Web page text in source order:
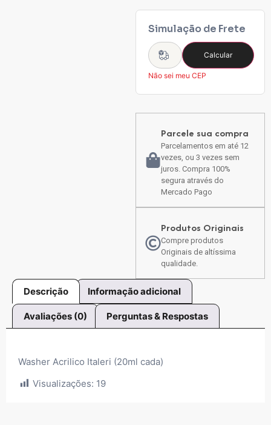
Simulação de Frete
Calcular
Não sei meu CEP
Parcele sua compra
Parcelamentos em até 12
vezes, ou 3 vezes sem
juros. Compra 100%
segura através do
Mercado Pago
Produtos Originais
Compre produtos
Originais de altíssima
qualidade.
Descrição Informação adicional
Avaliações (0) Perguntas & Respostas
Washer Acrilico Italeri (20ml cada)
Visualizações: 19